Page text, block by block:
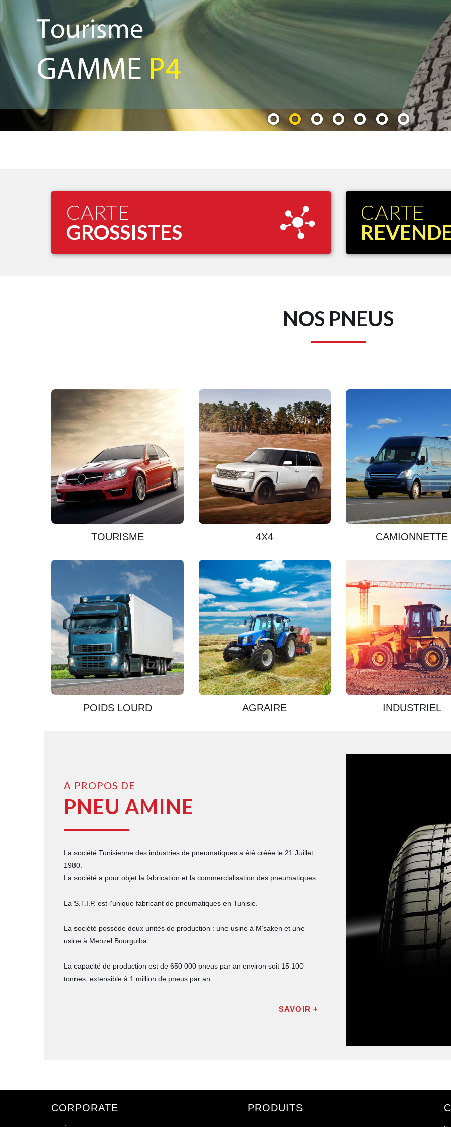
1 2 3 4 5 6 7
CARTE
GROSSISTES
CARTE
NOS PNEUS
DÉCOUVRIR
TOURISME
DÉCOUVRIR
4X4
DÉCOUVRIR
CAMIONNETTE
DÉCOUVRIR
POIDS LOURD
DÉCOUVRIR
AGRAIRE
DÉCOUVRIR
INDUSTRIEL
A PROPOS DE
PNEU AMINE
La société Tunisienne des industries de pneumatiques a été créée le 21 Juillet
1980.
La société a pour objet la fabrication et la commercialisation des pneumatiques.
La S.T.I.P. est l'unique fabricant de pneumatiques en Tunisie.
La société possède deux unités de production : une usine à M'saken et une
usine à Menzel Bourguiba.
La capacité de production est de 650 000 pneus par an environ soit 15 100
tonnes, extensible à 1 million de pneus par an.
SAVOIR +
CORPORATE PRODUITS